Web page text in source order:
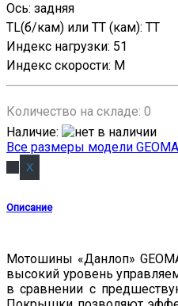
Ось: задняя
TL(б/кам) или TT (кам): TT
Индекс нагрузки: 51
Индекс скорости: M
Количество на складе: 0
Наличие:
Все размеры модели
Описание
Мотошины «Данлоп»
высокий уровень
в сравнении с